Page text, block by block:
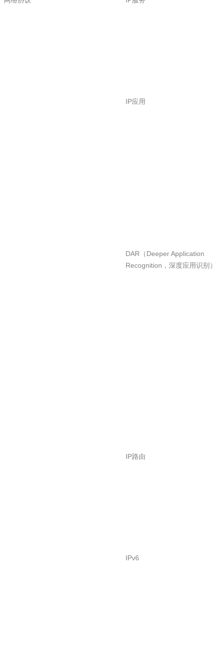
IP应用
DAR（Deeper Application
Recognition，深度应用识别）
IP路由
IPv6